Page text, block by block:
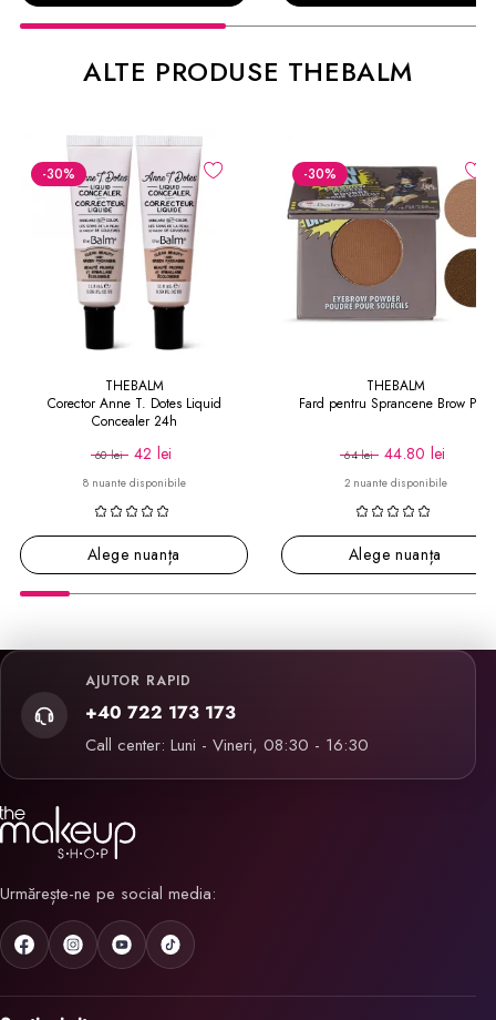
ALTE PRODUSE THEBALM
-30%
THEBALM
Corector Anne T. Dotes Liquid
Concealer 24h
60 lei 42 lei
8 nuante disponibile
Alege nuanța
-30%
THEBALM
Fard pentru Sprancene Brow Pow
64 lei 44.80 lei
2 nuante disponibile
Alege nuanța
AJUTOR RAPID
+40 722 173 173
Call center: Luni - Vineri, 08:30 - 16:30
Urmărește-ne pe social media: